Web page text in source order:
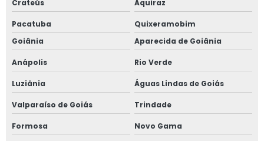
Crateús Aquiraz
Pacatuba
Quixeramobim
Goiânia
Aparecida de Goiânia
Anápolis Rio Verde
Luziânia Águas Lindas de Goiás
Valparaíso de Goiás Trindade
Formosa Novo Gama